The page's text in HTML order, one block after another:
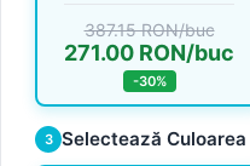
387.15 RON/buc
271.00 RON/buc
-30%
3 Selectează Culoarea